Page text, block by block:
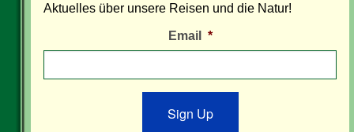
Aktuelles über unsere Reisen und die Natur!
Email *
Sign Up